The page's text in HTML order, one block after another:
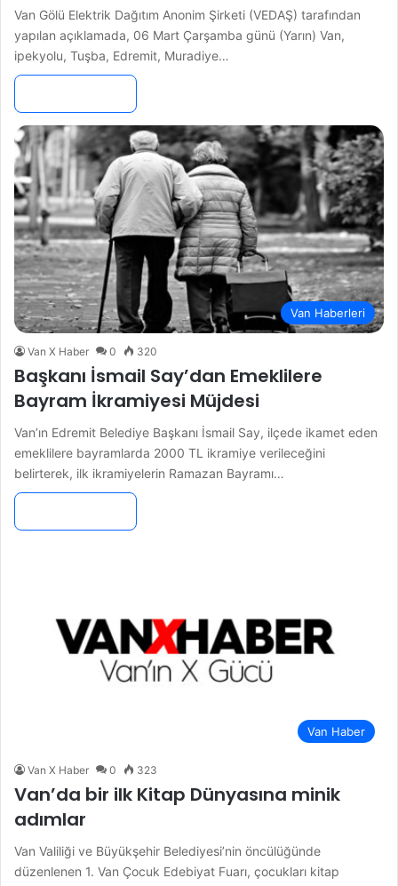
Van Gölü Elektrik Dağıtım Anonim Şirketi (VEDAŞ) tarafından
yapılan açıklamada, 06 Mart Çarşamba günü (Yarın) Van,
ipekyolu, Tuşba, Edremit, Muradiye…
Van Haberleri
Van X Haber 0 320
Başkanı İsmail Say’dan Emeklilere
Bayram İkramiyesi Müjdesi
Van’ın Edremit Belediye Başkanı İsmail Say, ilçede ikamet eden
emeklilere bayramlarda 2000 TL ikramiye verileceğini
belirterek, ilk ikramiyelerin Ramazan Bayramı…
Van Haber
Van X Haber 0 323
Van’da bir ilk Kitap Dünyasına minik
adımlar
Van Valiliği ve Büyükşehir Belediyesi’nin öncülüğünde
düzenlenen 1. Van Çocuk Edebiyat Fuarı, çocukları kitap